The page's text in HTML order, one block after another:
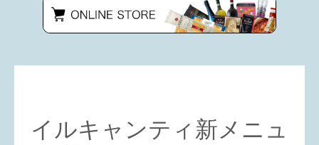
イルキャンティ新メニュ